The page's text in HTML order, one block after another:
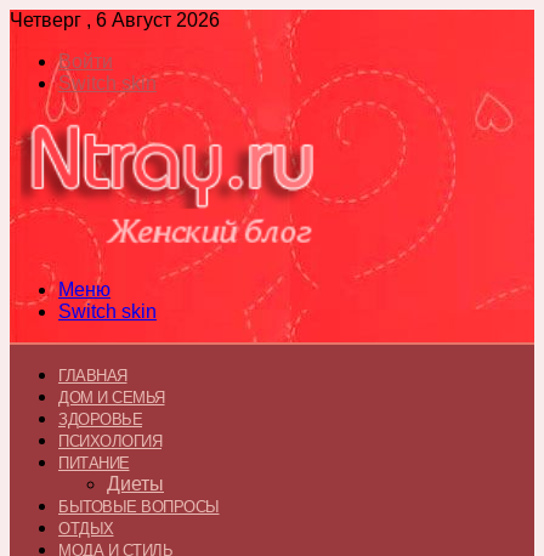
Четверг , 6 Август 2026
Войти
Switch skin
Меню
Switch skin
ГЛАВНАЯ
ДОМ И СЕМЬЯ
ЗДОРОВЬЕ
ПСИХОЛОГИЯ
ПИТАНИЕ
Диеты
БЫТОВЫЕ ВОПРОСЫ
ОТДЫХ
МОДА И СТИЛЬ